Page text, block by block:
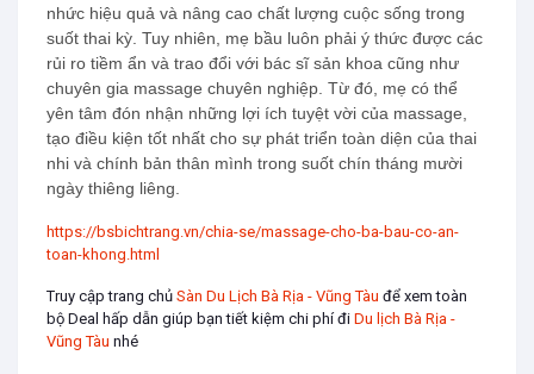
nhức hiệu quả và nâng cao chất lượng cuộc sống trong
suốt thai kỳ. Tuy nhiên, mẹ bầu luôn phải ý thức được các
rủi ro tiềm ẩn và trao đổi với bác sĩ sản khoa cũng như
chuyên gia massage chuyên nghiệp. Từ đó, mẹ có thể
yên tâm đón nhận những lợi ích tuyệt vời của massage,
tạo điều kiện tốt nhất cho sự phát triển toàn diện của thai
nhi và chính bản thân mình trong suốt chín tháng mười
ngày thiêng liêng.
https://bsbichtrang.vn/chia-se/massage-cho-ba-bau-co-an-
toan-khong.html
Truy cập trang chủ Sàn Du Lịch Bà Rịa - Vũng Tàu để xem toàn
bộ Deal hấp dẫn giúp bạn tiết kiệm chi phí đi Du lịch Bà Rịa -
Vũng Tàu nhé